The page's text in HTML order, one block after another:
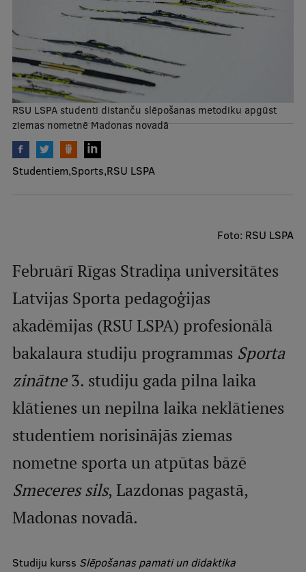
galvenā
izvēlne
Studiju iespējas
Pamatstudiju programmas
Maģistra studiju programmas
Doktorantūra
Rezidentūra
Uzņemšana
Vēsture un tradīcijas
Identitāte
RSU fonds
RSU LSPA studenti distanču slēpošanas metodiku apgūst
ziemas nometnē Madonas novadā
Studentiem Sports RSU LSPA
Foto: RSU LSPA
Februārī Rīgas Stradiņa universitātes
Latvijas Sporta pedagoģijas
akadēmijas (RSU LSPA) profesionālā
bakalaura studiju programmas Sporta
zinātne3. studiju gada pilna laika
klātienes un nepilna laika neklātienes
studentiem norisinājās ziemas
nometne sporta un atpūtas bāzē
Smeceres sils, Lazdonas pagastā,
Madonas novadā.
Studiju kurss Slēpošanas pamati un didaktika